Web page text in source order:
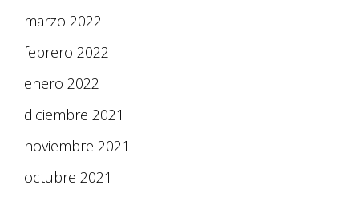
marzo 2022
febrero 2022
enero 2022
diciembre 2021
noviembre 2021
octubre 2021